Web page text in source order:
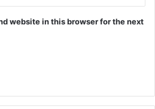
website in this browser for the next